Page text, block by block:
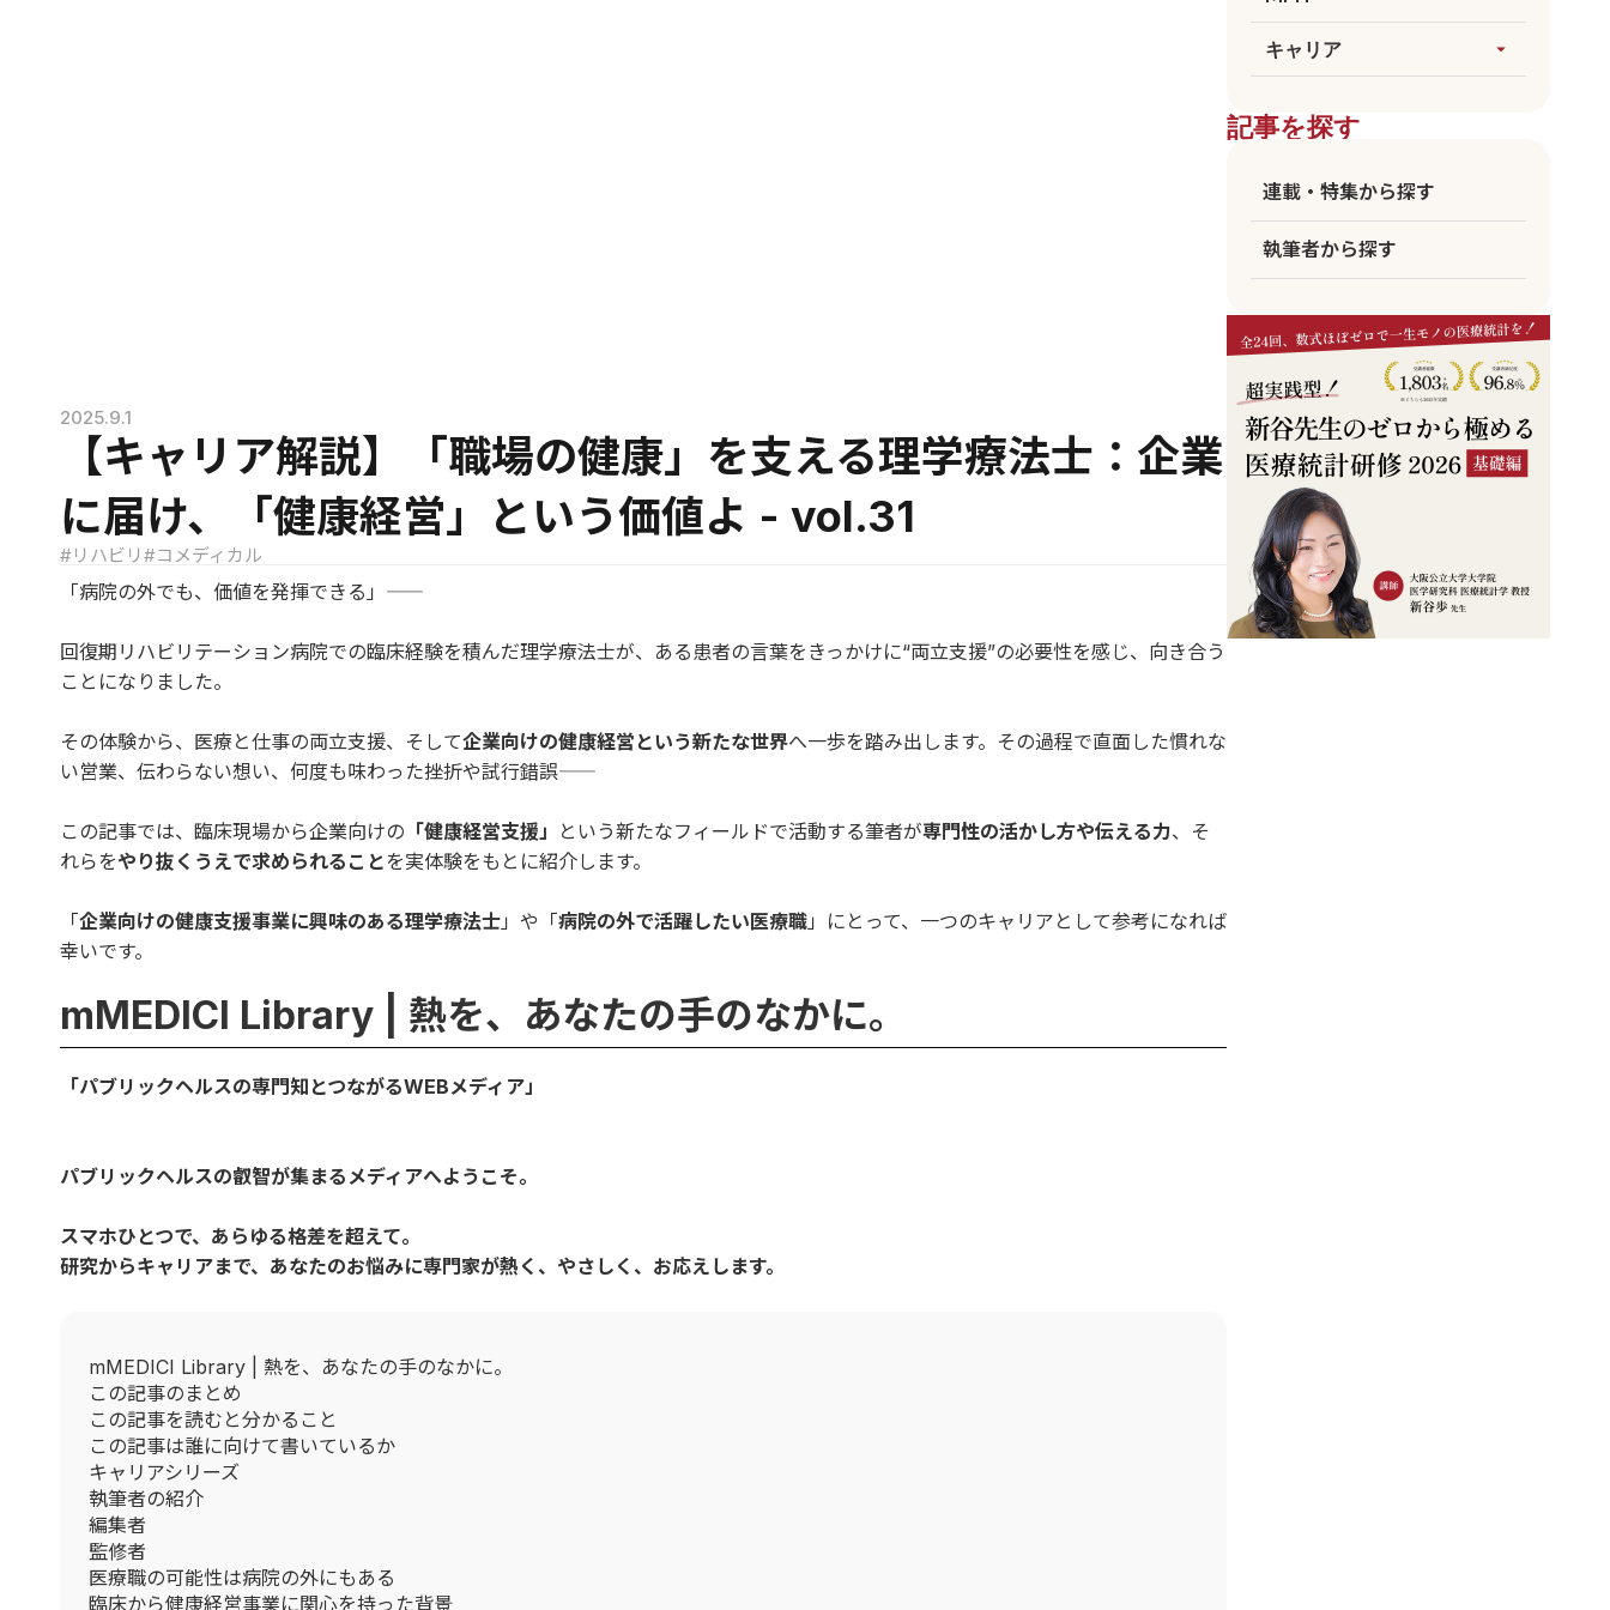
2025.9.1
【キャリア解説】「職場の健康」を支える理学療法士：企業
に届け、「健康経営」という価値よ - vol.31
#リハビリ #コメディカル
「病院の外でも、価値を発揮できる」――
回復期リハビリテーション病院での臨床経験を積んだ理学療法士が、ある患者の言葉をきっかけに“両立支援”の必要性を感じ、向き合う
ことになりました。
その体験から、医療と仕事の両立支援、そして企業向けの健康経営という新たな世界へ一歩を踏み出します。その過程で直面した慣れな
い営業、伝わらない想い、何度も味わった挫折や試行錯誤――
この記事では、臨床現場から企業向けの 「健康経営支援」 という新たなフィールドで活動する筆者が専門性の活かし方や伝える力、そ
れらをやり抜くうえで求められることを実体験をもとに紹介します。
「企業向けの健康支援事業に興味のある理学療法士 」や「病院の外で活躍したい医療職 」にとって、一つのキャリアとして参考になれば
幸いです。
mMEDICI Library | 熱を、あなたの手のなかに。
「パブリックヘルスの専門知とつながるWEBメディア」
パブリックヘルスの叡智が集まるメディアへようこそ。
スマホひとつで、あらゆる格差を超えて。
研究からキャリアまで、あなたのお悩みに専門家が熱く、やさしく、お応えします。
mMEDICI Library | 熱を、あなたの手のなかに。
この記事のまとめ
この記事を読むと分かること
この記事は誰に向けて書いているか
キャリアシリーズ
執筆者の紹介
編集者
監修者
医療職の可能性は病院の外にもある
臨床から健康経営事業に関心を持った背景
論文執筆
医療統計
臨床
ビジネス
すべてを見る
国公立MPH
京大MPH
キャリア arrow_drop_up
医師
看護師
リハビリ
アカデミア
企業職員
記事を探す
連載・特集から探す
執筆者から探す